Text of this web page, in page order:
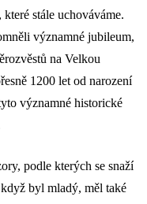
stále uchováváme.
významné jubileum,
na Velkou
1200 let od narození
významné historické
podle kterých se snaží
byl mladý, měl také